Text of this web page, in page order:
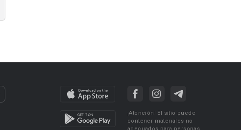
¡Atención! El sitio puede
contener materiales no